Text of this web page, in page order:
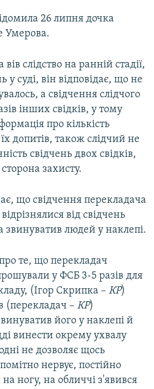
26 липня дочка
Умерова.
слідство на ранній стадії,
у суді, він відповідає, що не
а свідчення слідчого
інших свідків, у тому
про кількість
їх допитів, також слідчий не
свідчень двох свідків,
захисту.
що свідчення перекладача
від свідчень
звинуватив людей у наклепі.
те, що перекладач
у ФСБ 3-5 разів для
(Ігор Скрипка – КР)
(перекладач – КР)
його у наклепі й
винести окрему ухвалу
не дозволяє щось
нервує, постійно
ногу, на обличчі з'явився